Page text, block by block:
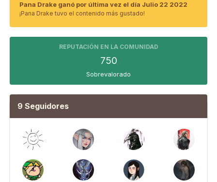
Pana Drake ganó por última vez el día Julio 22 2022
¡Pana Drake tuvo el contenido más gustado!
REPUTACIÓN EN LA COMUNIDAD
750
Sobrevalorado
9 Seguidores